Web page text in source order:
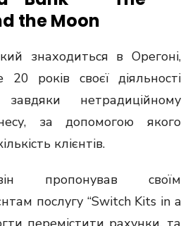
the Moon
знаходиться в Орегоні,
20 років своєї діяльності
нетрадиційному
за допомогою якого
клієнтів.
пропонував своїм
послугу “Switch Kits in a